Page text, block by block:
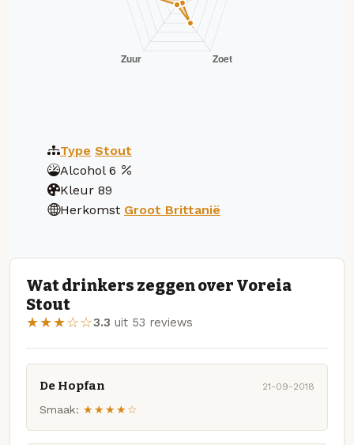
Type Stout
Alcohol 6
Kleur 89
Herkomst Groot Brittanië
Wat drinkers zeggen over Voreia
Stout
★★★☆☆3.3 uit 53 reviews
De Hopfan 21-09-2018
Smaak: ★★★★☆